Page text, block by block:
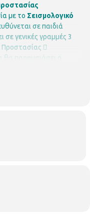
με το Σεισμολογικό
σε παιδιά
σε γενικές γραμμές 3

παρουσιάσει ο
2310 324666